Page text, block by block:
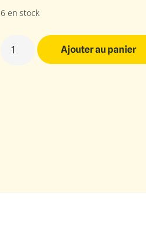
6 en stock
Ajouter au panier